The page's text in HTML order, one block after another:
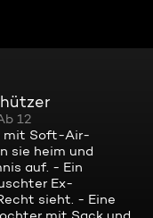
12
mit Soft-Air-
sie heim und
auf. - Ein
Ex-
sieht. - Eine